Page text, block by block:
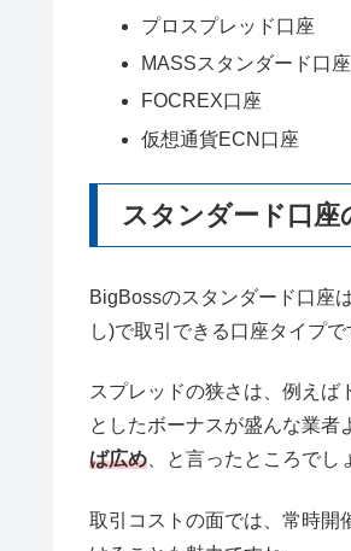
プロスプレッド口座
MASSスタンダード口座
FOCREX口座
仮想通貨ECN口座
スタンダード口座
BigBossのスタンダード口座
し)で取引できる口座タイプで
スプレッドの狭さは、例えば
としたボーナスが盛んな業者
ば広め 、と言ったところでし
取引コストの面では、常時開